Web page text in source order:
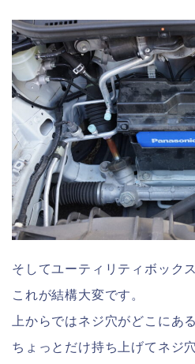
そしてユーティリティボック
これが結構大変です。
上からではネジ穴がどこにあ
ちょっとだけ持ち上げてネジ